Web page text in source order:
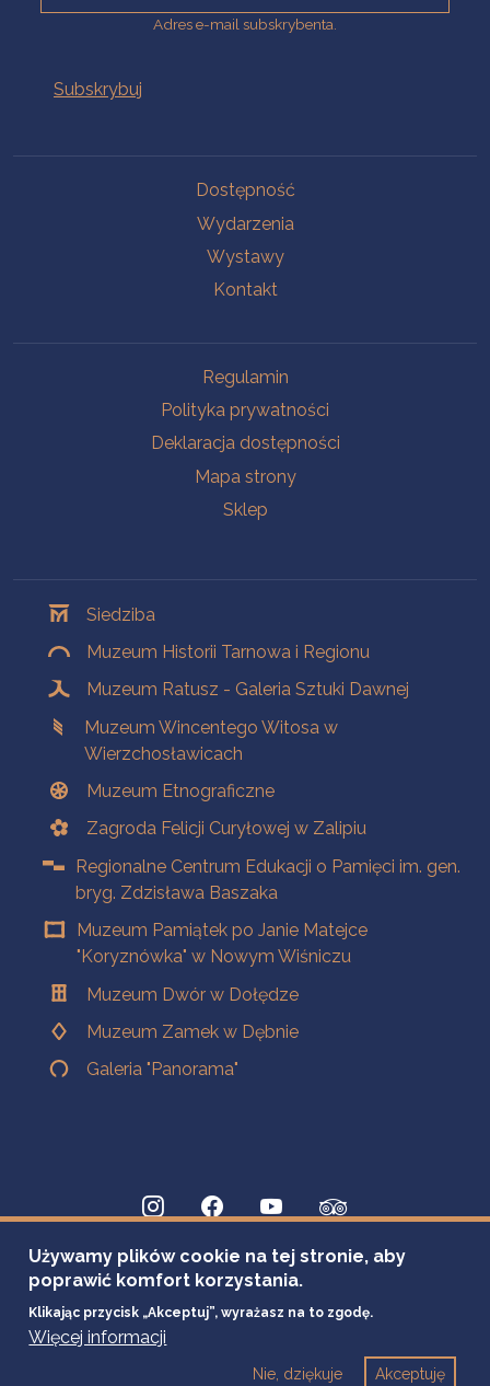
Adres e-mail subskrybenta.
Dostępność
Wydarzenia
Wystawy
Kontakt
Regulamin
Polityka prywatności
Deklaracja dostępności
Mapa strony
Sklep
Siedziba
Muzeum Historii Tarnowa i Regionu
Muzeum Ratusz - Galeria Sztuki Dawnej
Muzeum Wincentego Witosa w
Wierzchosławicach
Muzeum Etnograficzne
Zagroda Felicji Curyłowej w Zalipiu
Regionalne Centrum Edukacji o Pamięci im. gen.
bryg. Zdzisława Baszaka
Muzeum Pamiątek po Janie Matejce
"Koryznówka" w Nowym Wiśniczu
Muzeum Dwór w Dołędze
Muzeum Zamek w Dębnie
Galeria "Panorama"
Używamy plików cookie na tej stronie, aby
poprawić komfort korzystania.
Klikając przycisk „Akceptuj”, wyrażasz na to zgodę.
Więcej informacji
Akceptuję
Nie, dziękuje